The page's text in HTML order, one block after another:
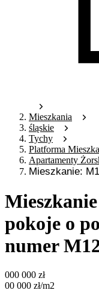
Mieszkania
śląskie
Tychy
Platforma
Apartamenty
Mieszkanie:
pokoje o
numer
000 000 zł
00 000 zł/m2